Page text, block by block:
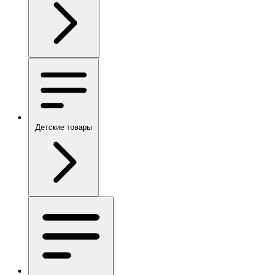
Детские товары